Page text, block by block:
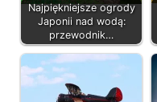
Najpiękniejsze ogrody
Japonii nad wodą:
przewodnik…